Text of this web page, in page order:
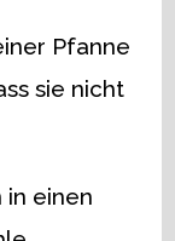
Pfanne
sie nicht
in einen